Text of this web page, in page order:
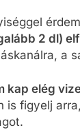
2 dl)
a
kap elég
is figyelj